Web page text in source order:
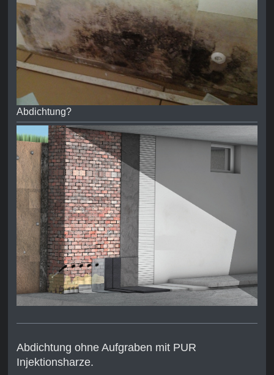
Abdichtung?
Abdichtung ohne Aufgraben mit PUR
Injektionsharze.